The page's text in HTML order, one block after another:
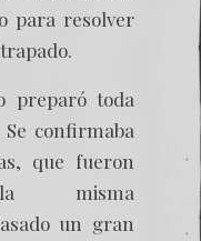
para resolver
preparó toda
confirmaba
que fueron
misma
un gran